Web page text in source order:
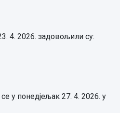
4. 2026. задовољили су:
у понедјељак 27. 4. 2026. у